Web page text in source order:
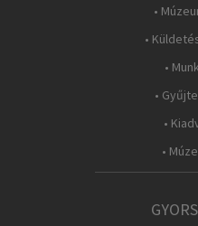
•
•
•
•
•
•